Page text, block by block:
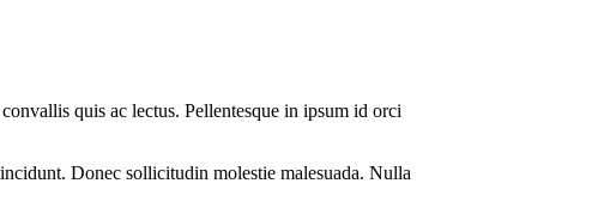
quis ac lectus. Pellentesque in ipsum id orci
Donec sollicitudin molestie malesuada. Nulla